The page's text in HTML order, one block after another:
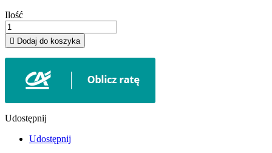
Ilość
 Dodaj do koszyka
Udostępnij
Udostępnij